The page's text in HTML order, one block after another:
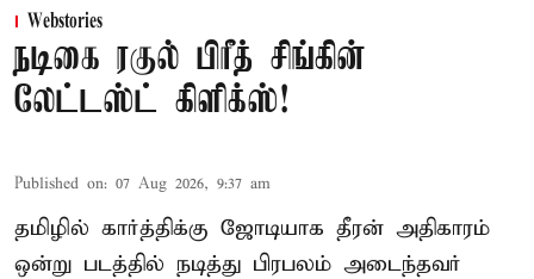
Webstories
நடிகை ரகுல் பிரீத் சிங்கின்
லேட்டஸ்ட் கிளிக்ஸ்!
Published on: 07 Aug 2026, 9:37 am
தமிழில் கார்த்திக்கு ஜோடியாக தீரன் அதிகாரம்
ஒன்று படத்தில் நடித்து பிரபலம் அடைந்தவர்